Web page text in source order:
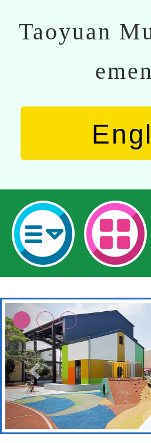
Taoyuan
本校115學